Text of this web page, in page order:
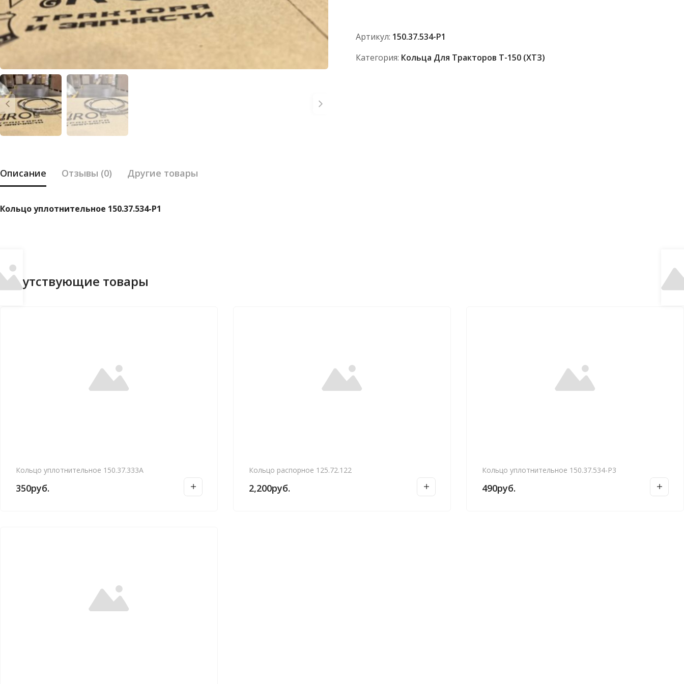
Артикул: 150.37.534-Р1
Категория: Кольца Для Тракторов Т-150 (ХТЗ)
Описание Отзывы (0) Другие товары
Кольцо уплотнительное 150.37.534-Р1
Сопутствующие товары
Кольцо уплотнительное 150.37.333А
350руб.
Кольцо распорное 125.72.122
2,200руб.
Кольцо уплотнительное 150.37.534-Р3
490руб.